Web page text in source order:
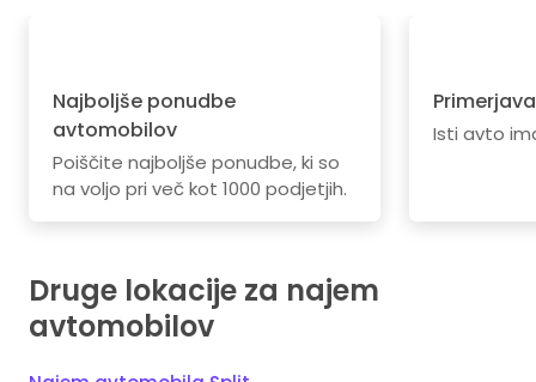
Najboljše ponudbe
avtomobilov
Poiščite najboljše ponudbe, ki so
na voljo pri več kot 1000 podjetjih.
Isti avto
Druge lokacije za najem
avtomobilov